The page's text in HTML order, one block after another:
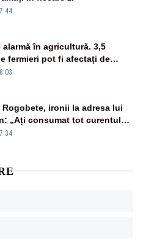
alarmă în agricultură. 3,5
fermieri pot fi afectați de
conservarea
ironii la adresa lui
„Ați consumat tot curentul
imaginari”